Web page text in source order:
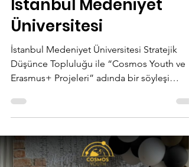
-
8 Haz 2024
2 dakikada okunur
Cosmos Youth ve
Erasmus+ Projeleri/
İstanbul Medeniyet
Üniversitesi